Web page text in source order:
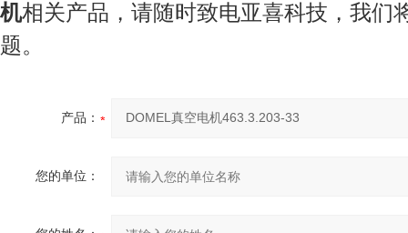
机相关产品，请随时致电亚喜科技，我们
题。
产品：
您的单位：